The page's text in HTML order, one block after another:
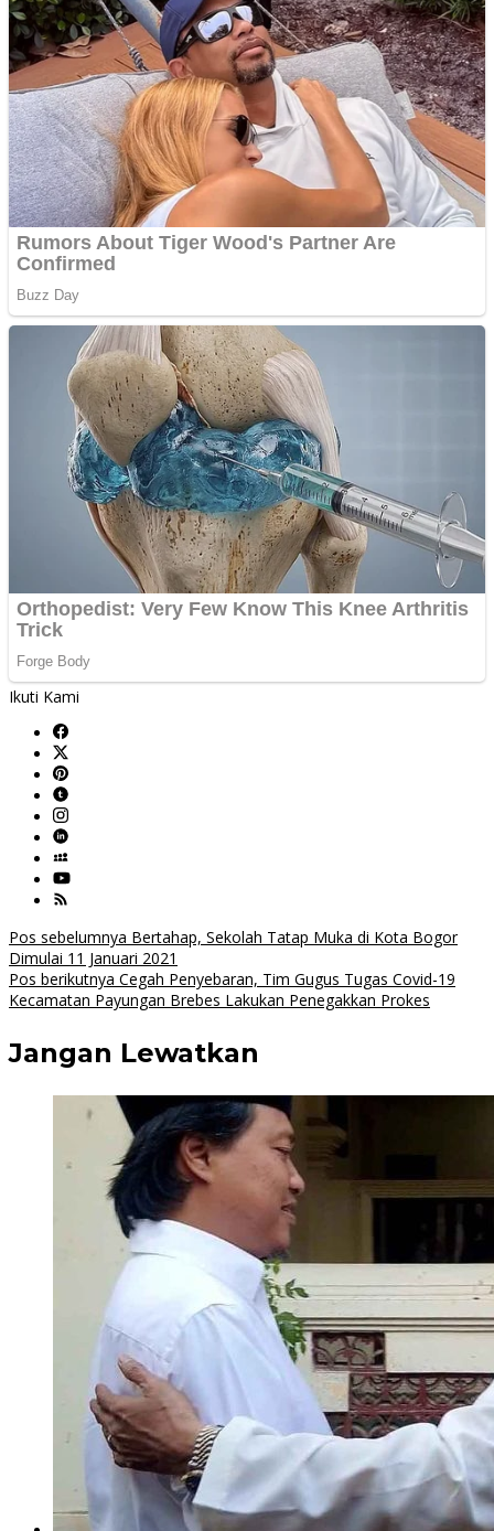
Ikuti Kami
Navigasi
pos
Pos sebelumnya Bertahap, Sekolah Tatap Muka di Kota Bogor
Dimulai 11 Januari 2021
Pos berikutnya Cegah Penyebaran, Tim Gugus Tugas Covid-19
Kecamatan Payungan Brebes Lakukan Penegakkan Prokes
Jangan Lewatkan